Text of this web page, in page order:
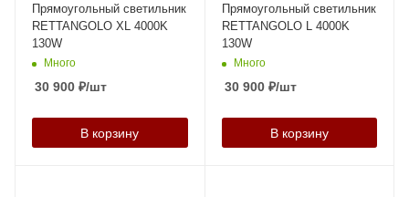
Прямоугольный светильник
RETTANGOLO XL 4000K
130W
Много
30 900 ₽/шт
В корзину
Прямоугольный светильник
RETTANGOLO L 4000K
130W
Много
30 900₽/шт
В корзину